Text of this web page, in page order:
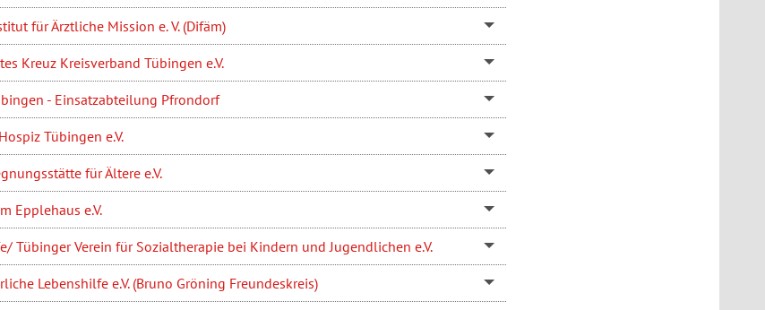
für Ärztliche Mission e. V. (Difäm)
Kreuz Kreisverband Tübingen e.V.
- Einsatzabteilung Pfrondorf
Tübingen e.V.
für Ältere e.V.
Epplehaus e.V.
Tübinger Verein für Sozialtherapie bei Kindern und Jugendlichen e.V.
Lebenshilfe e.V. (Bruno Gröning Freundeskreis)